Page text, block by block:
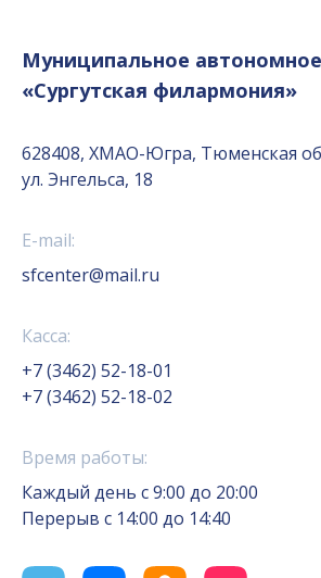
Муниципальное
«Сургутская филармония»
628408, ХМАО-Югра, Тюменская
ул. Энгельса, 18
E-mail:
sfcenter@mail.ru
Касса:
+7 (3462) 52-18-01
+7 (3462) 52-18-02
Время работы:
Каждый день с 9:00 до 20:00
Перерыв с 14:00 до 14:40